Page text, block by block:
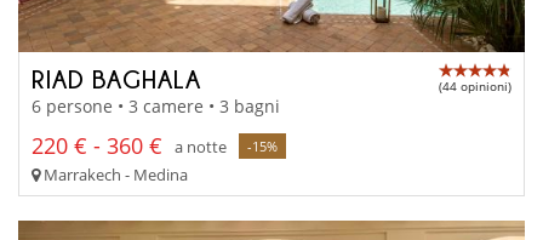
RIAD BAGHALA (44 opinioni)
6 persone • 3 camere • 3 bagni
220 € - 360 € a notte -15%
Marrakech - Medina